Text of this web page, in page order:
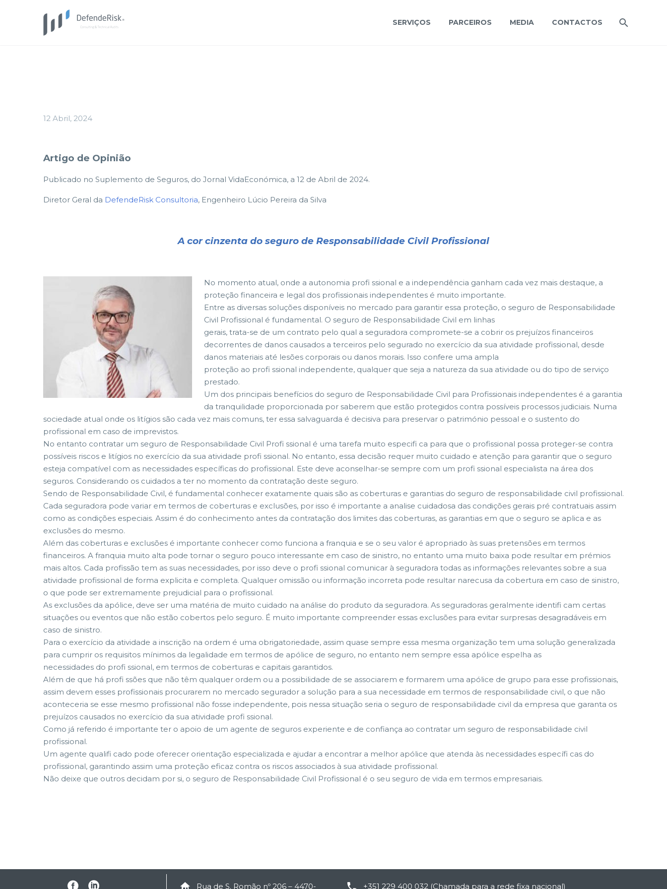
SERVIÇOS PARCEIROS MEDIA CONTACTOS
12 Abril, 2024
Artigo de Opinião
Publicado no Suplemento de Seguros, do Jornal VidaEconómica, a 12 de Abril de 2024.
Diretor Geral da DefendeRisk Consultoria, Engenheiro Lúcio Pereira da Silva
A cor cinzenta do seguro de Responsabilidade Civil Profissional
No momento atual, onde a autonomia profi ssional e a independência ganham cada vez mais destaque, a
proteção financeira e legal dos profissionais independentes é muito importante.
Entre as diversas soluções disponíveis no mercado para garantir essa proteção, o seguro de Responsabilidade
Civil Profissional é fundamental. O seguro de Responsabilidade Civil em linhas
gerais, trata-se de um contrato pelo qual a seguradora compromete-se a cobrir os prejuízos financeiros
decorrentes de danos causados a terceiros pelo segurado no exercício da sua atividade profissional, desde
danos materiais até lesões corporais ou danos morais. Isso confere uma ampla
proteção ao profi ssional independente, qualquer que seja a natureza da sua atividade ou do tipo de serviço
prestado.
Um dos principais benefícios do seguro de Responsabilidade Civil para Profissionais independentes é a garantia
da tranquilidade proporcionada por saberem que estão protegidos contra possíveis processos judiciais. Numa
sociedade atual onde os litígios são cada vez mais comuns, ter essa salvaguarda é decisiva para preservar o património pessoal e o sustento do
profissional em caso de imprevistos.
No entanto contratar um seguro de Responsabilidade Civil Profi ssional é uma tarefa muito especifi ca para que o profissional possa proteger-se contra
possíveis riscos e litígios no exercício da sua atividade profi ssional. No entanto, essa decisão requer muito cuidado e atenção para garantir que o seguro
esteja compatível com as necessidades específicas do profissional. Este deve aconselhar-se sempre com um profi ssional especialista na área dos
seguros. Considerando os cuidados a ter no momento da contratação deste seguro.
Sendo de Responsabilidade Civil, é fundamental conhecer exatamente quais são as coberturas e garantias do seguro de responsabilidade civil profissional.
Cada seguradora pode variar em termos de coberturas e exclusões, por isso é importante a analise cuidadosa das condições gerais pré contratuais assim
como as condições especiais. Assim é do conhecimento antes da contratação dos limites das coberturas, as garantias em que o seguro se aplica e as
exclusões do mesmo.
Além das coberturas e exclusões é importante conhecer como funciona a franquia e se o seu valor é apropriado às suas pretensões em termos
financeiros. A franquia muito alta pode tornar o seguro pouco interessante em caso de sinistro, no entanto uma muito baixa pode resultar em prémios
mais altos. Cada profissão tem as suas necessidades, por isso deve o profi ssional comunicar à seguradora todas as informações relevantes sobre a sua
atividade profissional de forma explicita e completa. Qualquer omissão ou informação incorreta pode resultar narecusa da cobertura em caso de sinistro,
o que pode ser extremamente prejudicial para o profissional.
As exclusões da apólice, deve ser uma matéria de muito cuidado na análise do produto da seguradora. As seguradoras geralmente identifi cam certas
situações ou eventos que não estão cobertos pelo seguro. É muito importante compreender essas exclusões para evitar surpresas desagradáveis em
caso de sinistro.
Para o exercício da atividade a inscrição na ordem é uma obrigatoriedade, assim quase sempre essa mesma organização tem uma solução generalizada
para cumprir os requisitos mínimos da legalidade em termos de apólice de seguro, no entanto nem sempre essa apólice espelha as
necessidades do profi ssional, em termos de coberturas e capitais garantidos.
Além de que há profi ssões que não têm qualquer ordem ou a possibilidade de se associarem e formarem uma apólice de grupo para esse profissionais,
assim devem esses profissionais procurarem no mercado segurador a solução para a sua necessidade em termos de responsabilidade civil, o que não
aconteceria se esse mesmo profissional não fosse independente, pois nessa situação seria o seguro de responsabilidade civil da empresa que garanta os
prejuízos causados no exercício da sua atividade profi ssional.
Como já referido é importante ter o apoio de um agente de seguros experiente e de confiança ao contratar um seguro de responsabilidade civil
profissional.
Um agente qualifi cado pode oferecer orientação especializada e ajudar a encontrar a melhor apólice que atenda às necessidades específi cas do
profissional, garantindo assim uma proteção eficaz contra os riscos associados à sua atividade profissional.
Não deixe que outros decidam por si, o seguro de Responsabilidade Civil Profissional é o seu seguro de vida em termos empresariais.

 Rua de S. Romão nº 206 – 4470- 
 +351 229 400 032 (Chamada para a rede fixa nacional)